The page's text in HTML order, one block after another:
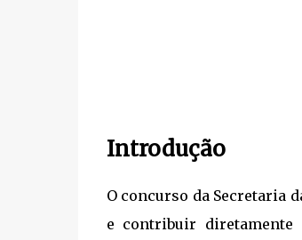
Introdução
O concurso da Secretaria
e contribuir diretamente